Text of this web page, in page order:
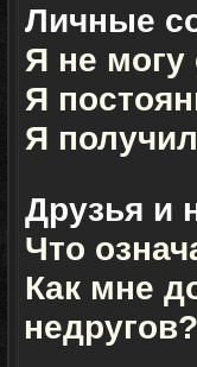
Личные
Я не
Я
Я
Друзья и
Что
Как мне
недругов?